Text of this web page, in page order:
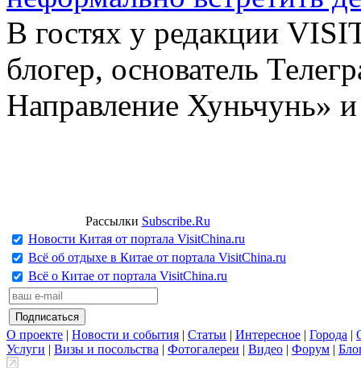
В гостях у редакции
блогер, основатель
Направление Хуньчунь»
Рассылки Subscribe.Ru
Новости Китая от портала VisitChina.ru
Всё об отдыхе в Китае от портала VisitChina.ru
Всё о Китае от портала VisitChina.ru
О проекте | Новости и события | Статьи | Интересное | Города |
Услуги | Визы и посольства | Фотогалереи | Видео | Форум |